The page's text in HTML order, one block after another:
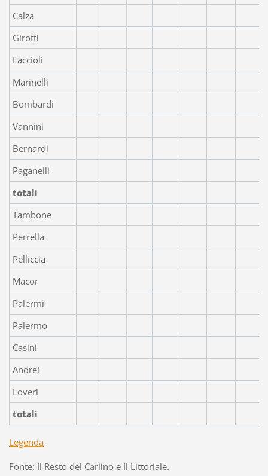
Calza
Girotti
Faccioli
Marinelli
Bombardi
Vannini
Bernardi
Paganelli
totali
Tambone
Perrella
Pelliccia
Macor
Palermi
Palermo
Casini
Andrei
Loveri
totali
Legenda
Fonte: Il Resto del Carlino e Il Littoriale.